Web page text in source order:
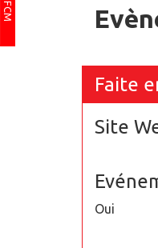
FCM
Faite
Site
Oui